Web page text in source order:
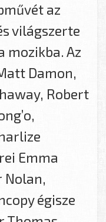
az
világszerte
mozikba. Az
Damon,
Robert
Emma
Nolan,
égisze